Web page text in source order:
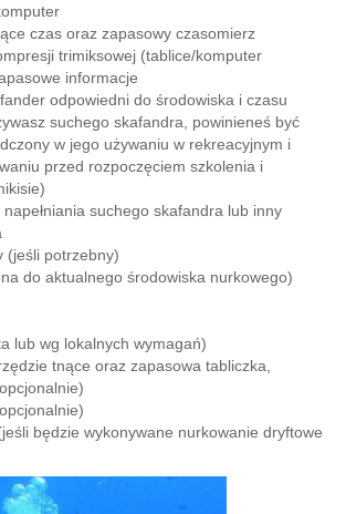
czas oraz zapasowy czasomierz
trimiksowej (tablice/komputer
informacje
odpowiedni do środowiska i czasu
suchego skafandra, powinieneś być
w jego używaniu w rekreacyjnym i
przed rozpoczęciem szkolenia i
napełniania suchego skafandra lub inny
(jeśli potrzebny)
do aktualnego środowiska nurkowego)
lub wg lokalnych wymagań)
tnące oraz zapasowa tabliczka,
będzie wykonywane nurkowanie dryftowe